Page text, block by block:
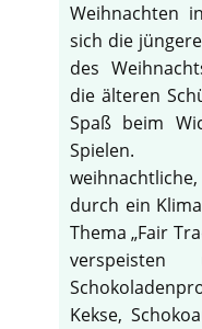
Weihnachten
sich die
des
die älteren
Spaß beim
Spielen.
durch ein
Thema „Fair
Kekse,